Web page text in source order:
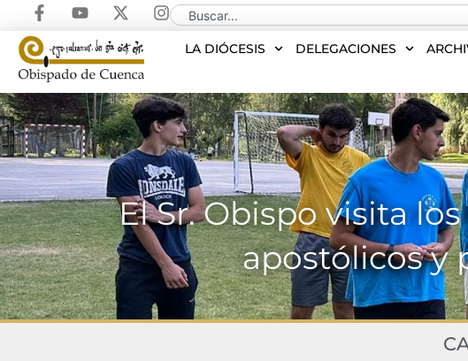
LA DIÓCESIS DELEGACIONES
El Sr. Obispo visita
apostólicos y